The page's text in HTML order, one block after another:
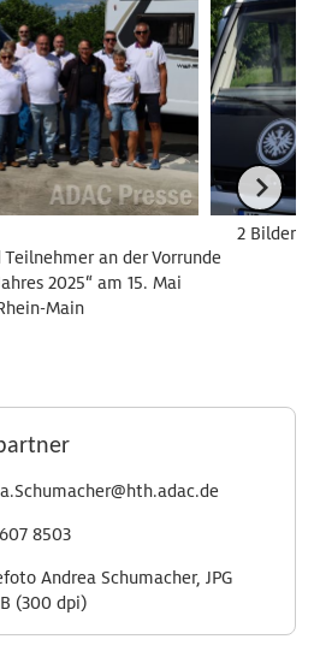
an der Vorrunde
2025“ am 15. Mai
Main
2 Bilder
8503
Andrea Schumacher, JPG
(300 dpi)